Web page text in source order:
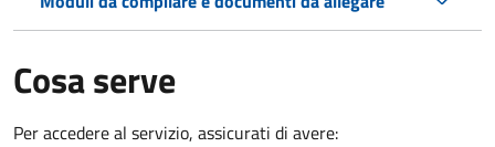
Cosa serve
Per accedere al servizio, assicurati di avere: